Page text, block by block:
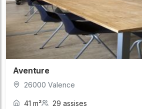
Aventure
26000 Valence
41 m² 29 assises